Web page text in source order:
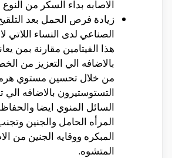
الاصابه بداء السكر من النوع
زيادة فرص الحمل بعد
الصناعي لدى النساء اللاتي
هذا الفيتامين مقارنة بمن
بالاضافه الي التعزيز من
من خلال تحسين مستوي
التستوستيرون بالاضافه
السائل المنوي ايضا
المرأه الحامل والجنين
المبكره ووقايه الجنين من
المتشوه.